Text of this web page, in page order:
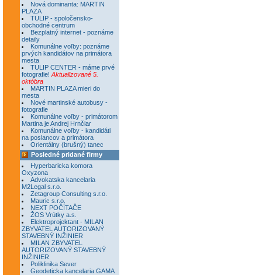
Nová dominanta: MARTIN
PLAZA
TULIP - spoločensko-
obchodné centrum
Bezplatný internet - poznáme
detaily
Komunálne voľby: poznáme
prvých kandidátov na primátora
mesta
TULIP CENTER - máme prvé
fotografie! Aktualizované 5.
októbra
MARTIN PLAZA mieri do
mesta
Nové martinské autobusy -
fotografie
Komunálne voľby - primátorom
Martina je Andrej Hrnčiar
Komunálne voľby - kandidáti
na poslancov a primátora
Orientálny (brušný) tanec
Posledné pridané firmy
Hyperbaricka komora
Oxyzona
Advokatska kancelaria
M2Legal s.r.o.
Zetagroup Consulting s.r.o.
Mauric s.r.o.
NEXT POČÍTAČE
ŽOS Vrútky a.s.
Elektroprojektant - MILAN
ZBYVATEL AUTORIZOVANÝ
STAVEBNÝ INŽINIER
MILAN ZBYVATEL
AUTORIZOVANÝ STAVEBNÝ
INŽINIER
Poliklinika Sever
Geodeticka kancelaria GAMA